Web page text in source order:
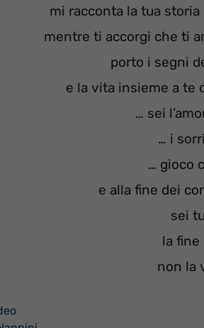
mi racconta la tua
mentre ti accorgi che ti
porto i segni
e la vita insieme a te
… sei
… i
… gioco
e alla fine dei
sei
la fine
non la